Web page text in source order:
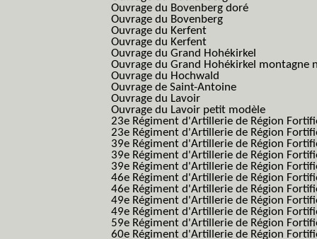
Ouvrage du Bovenberg doré
Ouvrage du Bovenberg
Ouvrage du Kerfent
Ouvrage du Kerfent
Ouvrage du Grand Hohékirkel
Ouvrage du Grand Hohékirkel montagne
Ouvrage du Hochwald
Ouvrage de Saint-Antoine
Ouvrage du Lavoir
Ouvrage du Lavoir petit modèle
23e Régiment d'Artillerie de Région
23e Régiment d'Artillerie de Région
39e Régiment d'Artillerie de Région
39e Régiment d'Artillerie de Région
39e Régiment d'Artillerie de Région
46e Régiment d'Artillerie de Région
46e Régiment d'Artillerie de Région
49e Régiment d'Artillerie de Région
49e Régiment d'Artillerie de Région
59e Régiment d'Artillerie de Région
60e Régiment d'Artillerie de Région